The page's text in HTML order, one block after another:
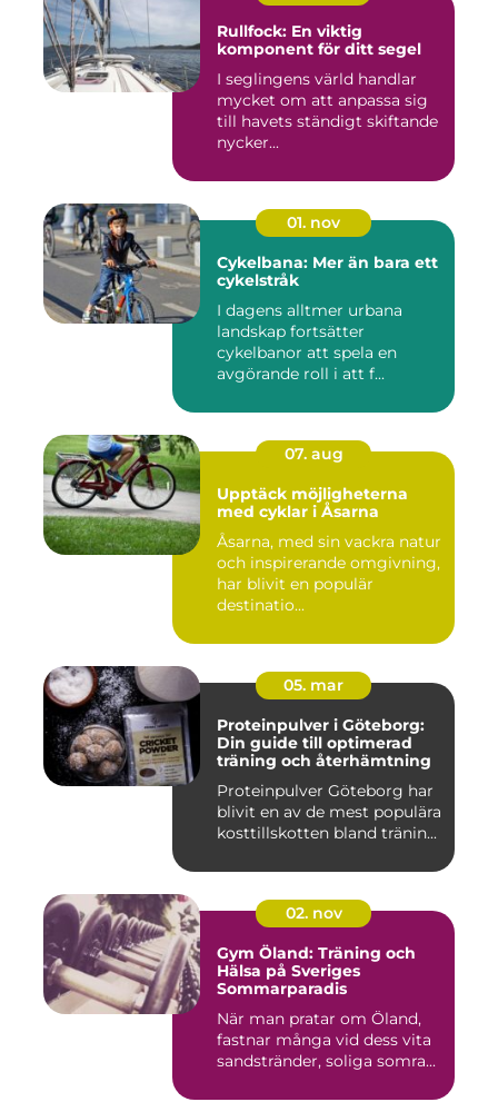
Rullfock: En viktig
komponent för ditt segel
I seglingens värld handlar
mycket om att anpassa sig
till havets ständigt skiftande
nycker...
01. nov
Cykelbana: Mer än bara ett
cykelstråk
I dagens alltmer urbana
landskap fortsätter
cykelbanor att spela en
avgörande roll i att f...
07. aug
Upptäck möjligheterna
med cyklar i Åsarna
Åsarna, med sin vackra natur
och inspirerande omgivning,
har blivit en populär
destinatio...
05. mar
Proteinpulver i Göteborg:
Din guide till optimerad
träning och återhämtning
Proteinpulver Göteborg har
blivit en av de mest populära
kosttillskotten bland tränin...
02. nov
Gym Öland: Träning och
Hälsa på Sveriges
Sommarparadis
När man pratar om Öland,
fastnar många vid dess vita
sandstränder, soliga somra...